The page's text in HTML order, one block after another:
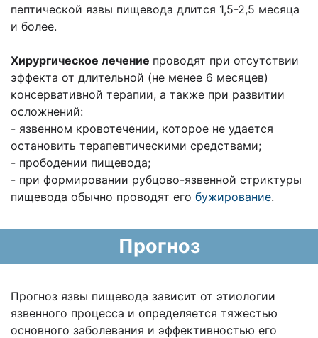
пептической язвы пищевода длится 1,5-2,5 месяца
и более.
Хирургическое лечение проводят при отсутствии
эффекта от длительной (не менее 6 месяцев)
консервативной терапии, а также при развитии
осложнений:
- язвенном кровотечении, которое не удается
остановить терапевтическими средствами;
- прободении пищевода;
- при формировании рубцово-язвенной стриктуры
пищевода обычно проводят его бужирование.
Прогноз
Прогноз язвы пищевода зависит от этиологии
язвенного процесса и определяется тяжестью
основного заболевания и эффективностью его